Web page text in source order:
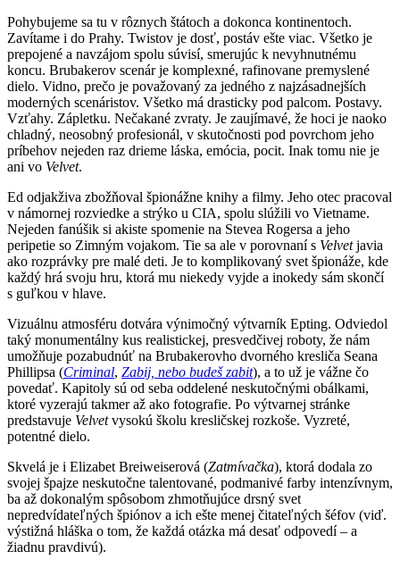
Pohybujeme sa tu v rôznych štátoch a dokonca kontinentoch.
Zavítame i do Prahy. Twistov je dosť, postáv ešte viac. Všetko je
prepojené a navzájom spolu súvisí, smerujúc k nevyhnutnému
koncu. Brubakerov scenár je komplexné, rafinovane premyslené
dielo. Vidno, prečo je považovaný za jedného z najzásadnejších
moderných scenáristov. Všetko má drasticky pod palcom. Postavy.
Vzťahy. Zápletku. Nečakané zvraty. Je zaujímavé, že hoci je naoko
chladný, neosobný profesionál, v skutočnosti pod povrchom jeho
príbehov nejeden raz drieme láska, emócia, pocit. Inak tomu nie je
ani vo Velvet.
Ed odjakživa zbožňoval špionážne knihy a filmy. Jeho otec pracoval
v námornej rozviedke a strýko u CIA, spolu slúžili vo Vietname.
Nejeden fanúšik si akiste spomenie na Stevea Rogersa a jeho
peripetie so Zimným vojakom. Tie sa ale v porovnaní s Velvetjavia
ako rozprávky pre malé deti. Je to komplikovaný svet špionáže, kde
každý hrá svoju hru, ktorá mu niekedy vyjde a inokedy sám skončí
s guľkou v hlave.
Vizuálnu atmosféru dotvára výnimočný výtvarník Epting. Odviedol
taký monumentálny kus realistickej, presvedčivej roboty, že nám
umožňuje pozabudnúť na Brubakerovho dvorného kresliča Seana
Phillipsa (Criminal, Zabij, nebo budeš zabit), a to už je vážne čo
povedať. Kapitoly sú od seba oddelené neskutočnými obálkami,
ktoré vyzerajú takmer až ako fotografie. Po výtvarnej stránke
predstavuje Velvetvysokú školu kresličskej rozkoše. Vyzreté,
potentné dielo.
Skvelá je i Elizabet Breiweiserová (Zatmívačka), ktorá dodala zo
svojej špajze neskutočne talentované, podmanivé farby intenzívnym,
ba až dokonalým spôsobom zhmotňujúce drsný svet
nepredvídateľných špiónov a ich ešte menej čitateľných šéfov (viď.
výstižná hláška o tom, že každá otázka má desať odpovedí – a
žiadnu pravdivú).